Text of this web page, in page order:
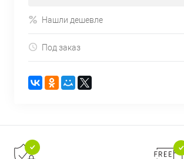
Нашли дешевле
Под заказ